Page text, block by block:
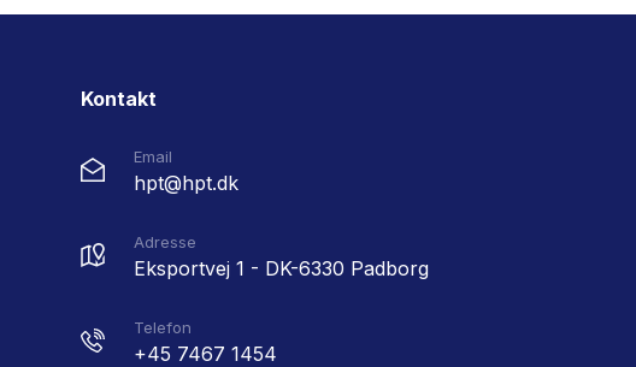
Kontakt
Email
hpt@hpt.dk
Adresse
Eksportvej 1 - DK-6330 Padborg
Telefon
+45 7467 1454